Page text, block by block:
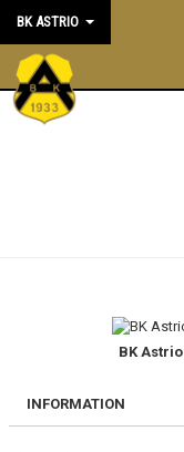
BK ASTRIO
HEM
BLI MEDLEM
BK Astrio
INFORMATION